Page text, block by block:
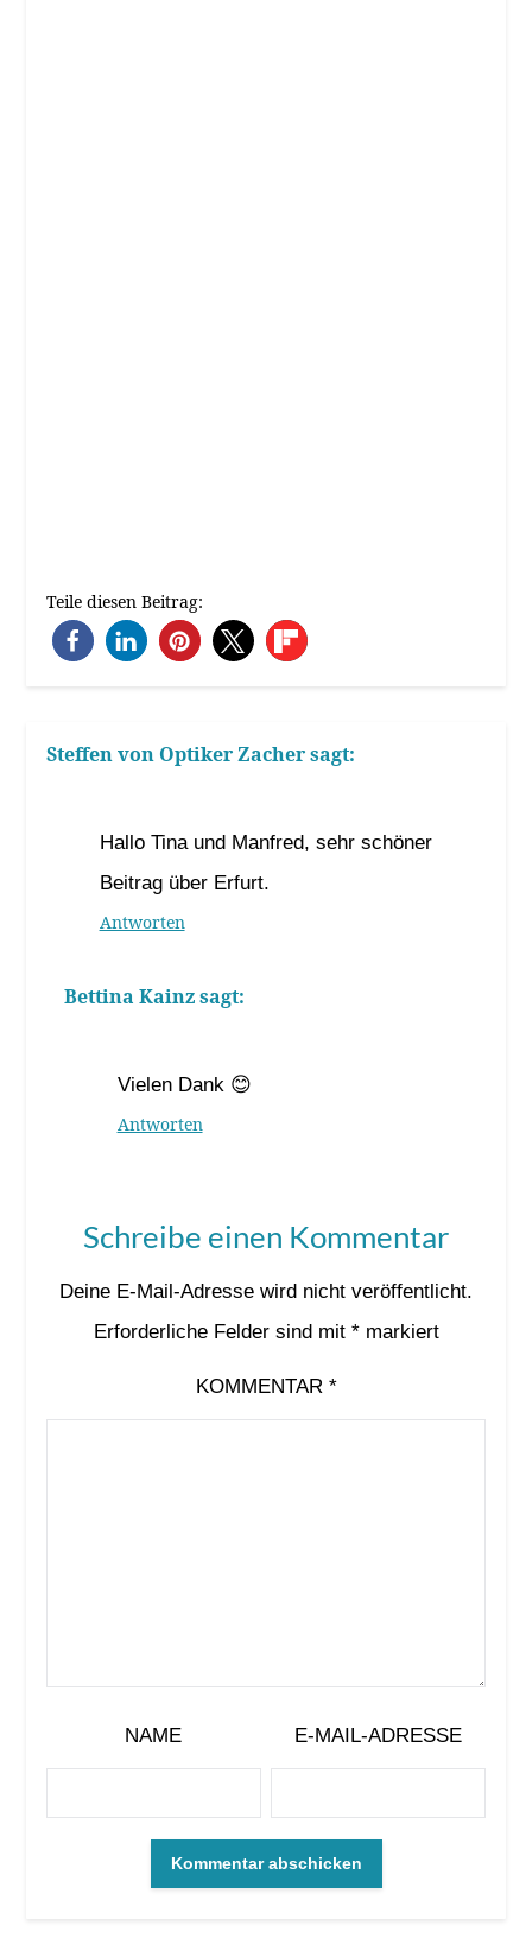
Teile diesen Beitrag:
Steffen von Optiker Zacher sagt:
Hallo Tina und Manfred, sehr schöner
Beitrag über Erfurt.
Antworten
Bettina Kainz sagt:
Vielen Dank 😊
Antworten
Schreibe einen Kommentar
Deine E-Mail-Adresse wird nicht veröffentlicht.
Erforderliche Felder sind mit *markiert
KOMMENTAR *
NAME E-MAIL-ADRESSE